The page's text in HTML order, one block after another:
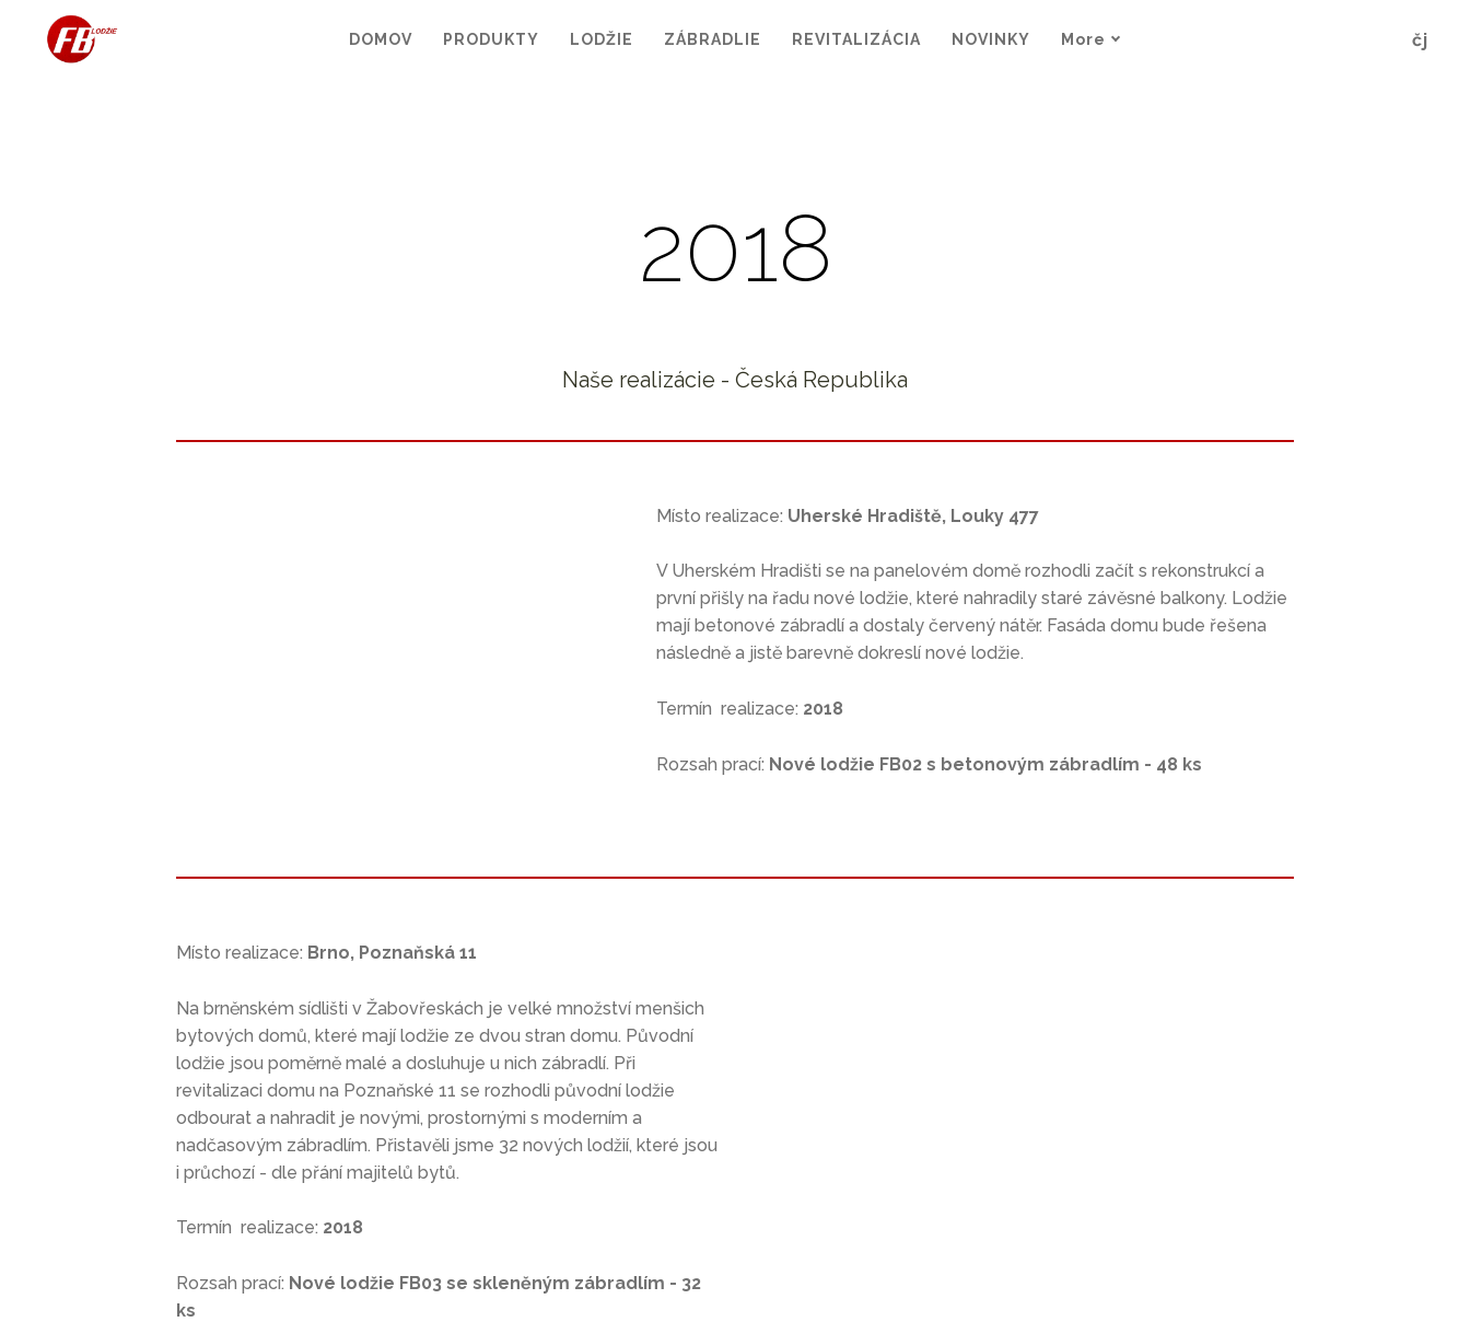
DOMOV PRODUKTY LODŽIE ZÁBRADLIE REVITALIZÁCIA NOVINKY More čj
sk
2018
Naše realizácie - Česká Republika
Místo realizace: Uherské Hradiště, Louky 477
V Uherském Hradišti se na panelovém domě rozhodli začít s rekonstrukcí a
první přišly na řadu nové lodžie, které nahradily staré závěsné balkony. Lodžie
mají betonové zábradlí a dostaly červený nátěr. Fasáda domu bude řešena
následně a jistě barevně dokreslí nové lodžie.
Termín realizace: 2018
Rozsah prací: Nové lodžie FB02 s betonovým zábradlím - 48 ks
Místo realizace: Brno, Poznaňská 11
Na brněnském sídlišti v Žabovřeskách je velké množství menšich
bytových domů, které mají lodžie ze dvou stran domu. Původní
lodžie jsou poměrně malé a dosluhuje u nich zábradlí. Při
revitalizaci domu na Poznaňské 11 se rozhodli původní lodžie
odbourat a nahradit je novými, prostornými s moderním a
nadčasovým zábradlím. Přistavěli jsme 32 nových lodžií, které jsou
i průchozí - dle přání majitelů bytů.
Termín realizace: 2018
Rozsah prací: Nové lodžie FB03 se skleněným zábradlím - 32
ks